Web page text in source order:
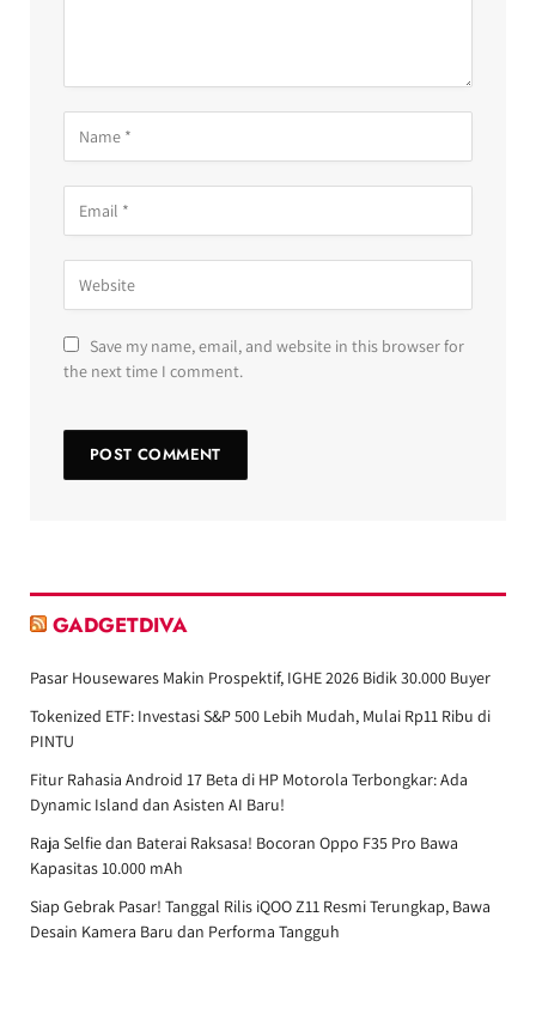
Save my name, email, and website in this browser for
the next time I comment.
GADGETDIVA
Pasar Housewares Makin Prospektif, IGHE 2026 Bidik 30.000 Buyer
Tokenized ETF: Investasi S&P 500 Lebih Mudah, Mulai Rp11 Ribu di
PINTU
Fitur Rahasia Android 17 Beta di HP Motorola Terbongkar: Ada
Dynamic Island dan Asisten AI Baru!
Raja Selfie dan Baterai Raksasa! Bocoran Oppo F35 Pro Bawa
Kapasitas 10.000 mAh
Siap Gebrak Pasar! Tanggal Rilis iQOO Z11 Resmi Terungkap, Bawa
Desain Kamera Baru dan Performa Tangguh